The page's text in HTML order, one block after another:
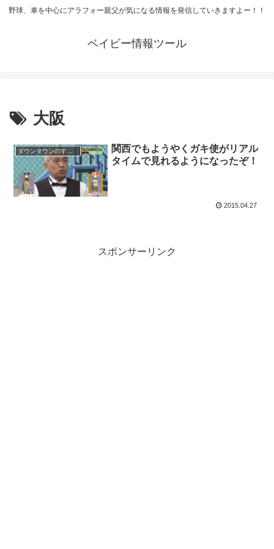
野球、車を中心にアラフォー親父が気になる情報を発信していきますよー！！
ベイビー情報ツール
大阪
ダウンタウンのすごさ
関西でもようやくガキ使がリアル
タイムで見れるようになったぞ！
2015.04.27
スポンサーリンク